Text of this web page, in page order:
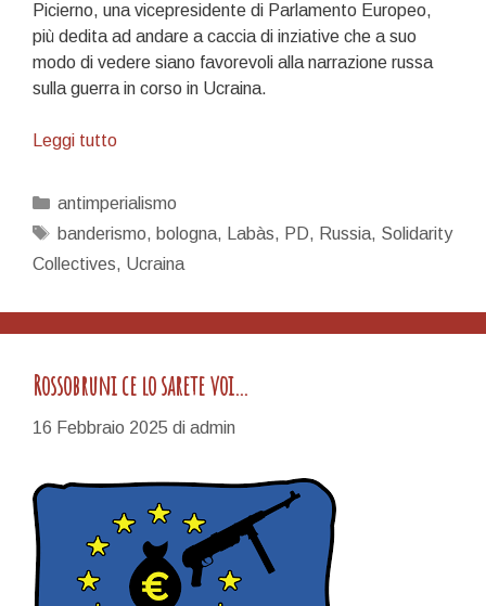
Picierno, una vicepresidente di Parlamento Europeo,
più dedita ad andare a caccia di inziative che a suo
modo di vedere siano favorevoli alla narrazione russa
sulla guerra in corso in Ucraina.
Leggi tuttoBologna
Categorie
antimperialismo
Tag
banderismo, bologna, Labàs, PD, Russia, Solidarity
Collectives, Ucraina
Rossobruni ce lo sarete voi…
16 Febbraio 2025 di admin